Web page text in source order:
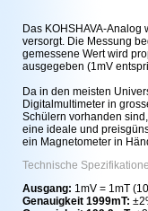
Das KOHSHAVA-
versorgt. Die Messung
gemessene Wert wird
ausgegeben (1mV
Da in den meisten
Digitalmultimeter in
Schülern vorhanden
eine ideale und
ein Magnetometer in
Technische
Ausgang: 1mV = 1mT
Genauigkeit 1999mT: